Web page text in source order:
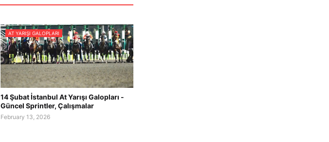
AT YARIŞI GALOPLARI
14 Şubat İstanbul At Yarışı Galopları -
Güncel Sprintler, Çalışmalar
February 13, 2026